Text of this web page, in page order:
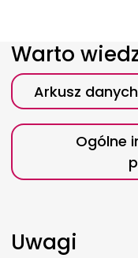
Warto
Arkusz
Ogólne
Uwagi